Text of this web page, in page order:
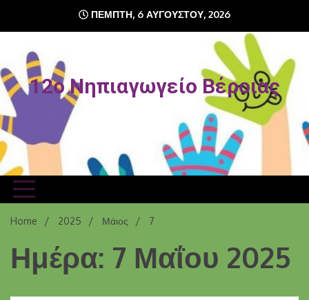
content
ΠΈΜΠΤΗ, 6 ΑΥΓΟΎΣΤΟΥ, 2026
12o Νηπιαγωγείο Βέροιας
Home 2025 Μάιος 7
Ημέρα: 7 Μαΐου 2025